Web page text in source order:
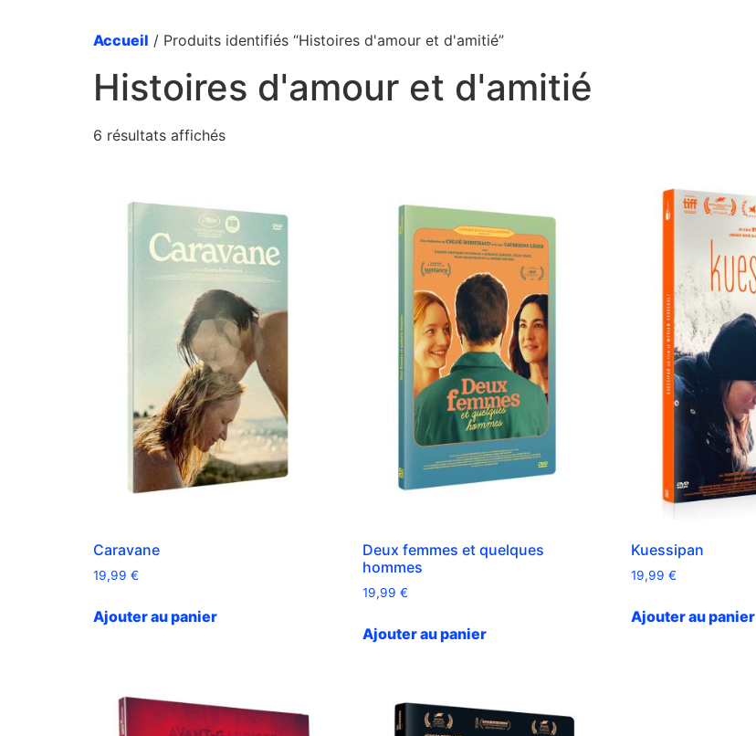
Accueil / Produits identifiés “Histoires d'amour et d'amitié”
Histoires d'amour et d'amitié
6 résultats affichés
Caravane
19,99 €
Ajouter au panier
Deux femmes et quelques
hommes
19,99 €
Ajouter au panier
Kuessipan
19,99€
Ajouter au panier